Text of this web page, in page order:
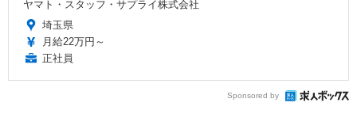
ヤマト・スタッフ・サプライ株式会社
埼玉県
月給22万円～
正社員
Sponsored by